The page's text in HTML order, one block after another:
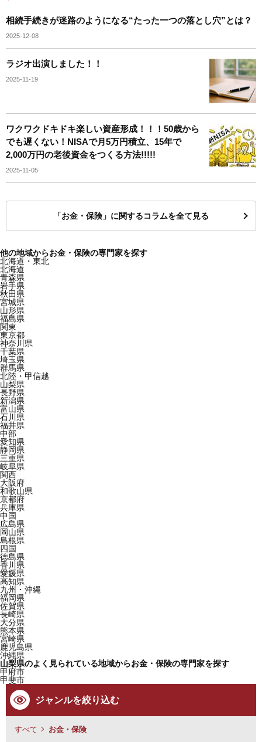
相続手続きが迷路のようになる“たった一つの落とし穴”とは？
2025-12-08
ラジオ出演しました！！
2025-11-19
ワクワクドキドキ楽しい資産形成！！！50歳から
でも遅くない！NISAで月5万円積立、15年で
2,000万円の老後資金をつくる方法!!!!!
2025-11-05
「お金・保険」に関するコラムを全て見る
他の地域からお金・保険の専門家を探す
北海道・東北
北海道
青森県
岩手県
秋田県
宮城県
山形県
福島県
関東
東京都
神奈川県
千葉県
埼玉県
群馬県
北陸・甲信越
山梨県
長野県
新潟県
富山県
石川県
福井県
中部
愛知県
静岡県
三重県
岐阜県
関西
大阪府
和歌山県
京都府
兵庫県
中国
広島県
岡山県
島根県
四国
徳島県
香川県
愛媛県
高知県
九州・沖縄
福岡県
佐賀県
長崎県
大分県
熊本県
宮崎県
鹿児島県
沖縄県
山梨県のよく見られている地域からお金・保険の専門家を探す
甲府市
甲斐市
ジャンルを絞り込む
すべて お金・保険